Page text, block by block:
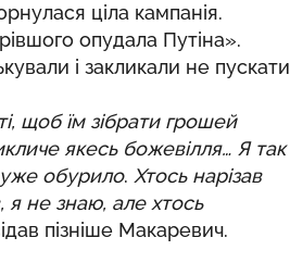
ціла кампанія.
опудала Путіна».
і закликали не пускати
щоб їм зібрати грошей
якесь божевілля… Я так
обурило. Хтось нарізав
я не знаю, але хтось
пізніше Макаревич.